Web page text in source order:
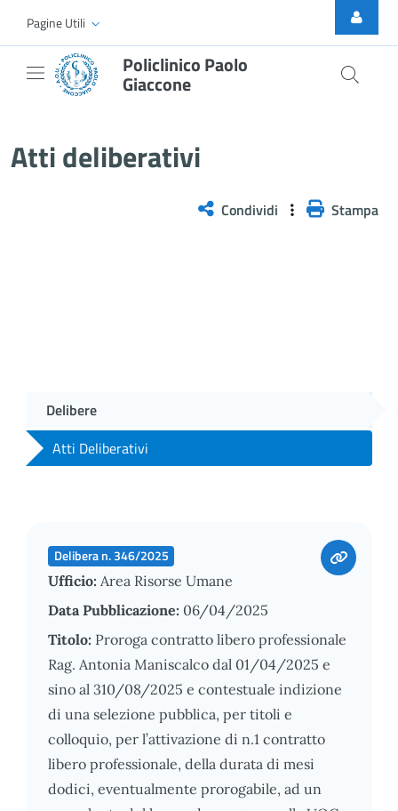
Skip to Main Content
Pagine Utili
Policlinico Paolo
Giaccone
Atti deliberativi
Condividi Stampa
Delibere
Atti Deliberativi
Delibera n. 346/2025
Ufficio: Area Risorse Umane
Data Pubblicazione: 06/04/2025
Titolo: Proroga contratto libero professionale
Rag. Antonia Maniscalco dal 01/04/2025 e
sino al 310/08/2025 e contestuale indizione
di una selezione pubblica, per titoli e
colloquio, per l’attivazione di n.1 contratto
libero professionale, della durata di mesi
dodici, eventualmente prorogabile, ad un